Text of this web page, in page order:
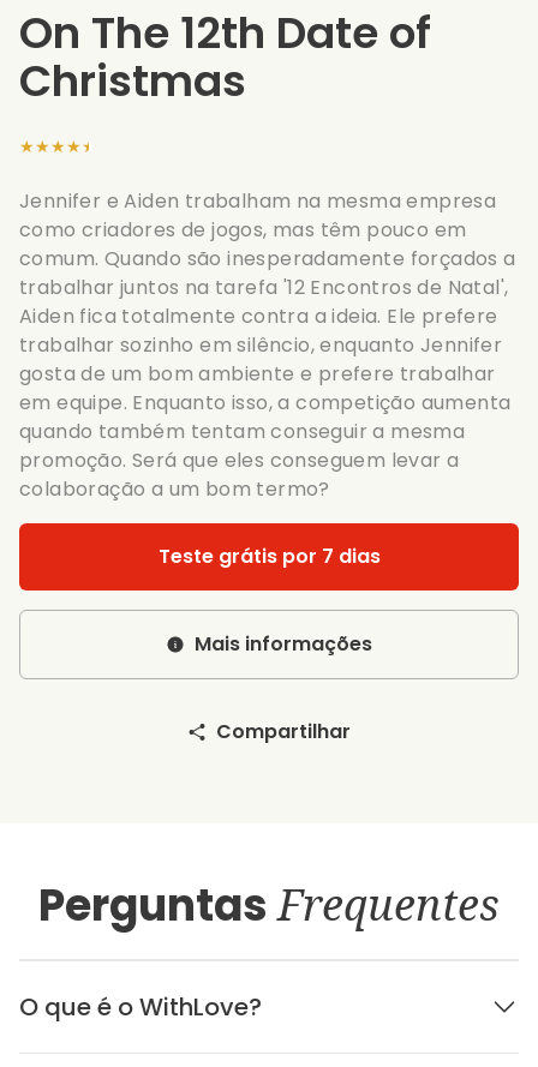
On The 12th Date of
Christmas
★★★★★
Jennifer e Aiden trabalham na mesma empresa
como criadores de jogos, mas têm pouco em
comum. Quando são inesperadamente forçados a
trabalhar juntos na tarefa '12 Encontros de Natal',
Aiden fica totalmente contra a ideia. Ele prefere
trabalhar sozinho em silêncio, enquanto Jennifer
gosta de um bom ambiente e prefere trabalhar
em equipe. Enquanto isso, a competição aumenta
quando também tentam conseguir a mesma
promoção. Será que eles conseguem levar a
colaboração a um bom termo?
Teste grátis por 7 dias
Mais informações
Compartilhar
PerguntasFrequentes
O que é o WithLove?